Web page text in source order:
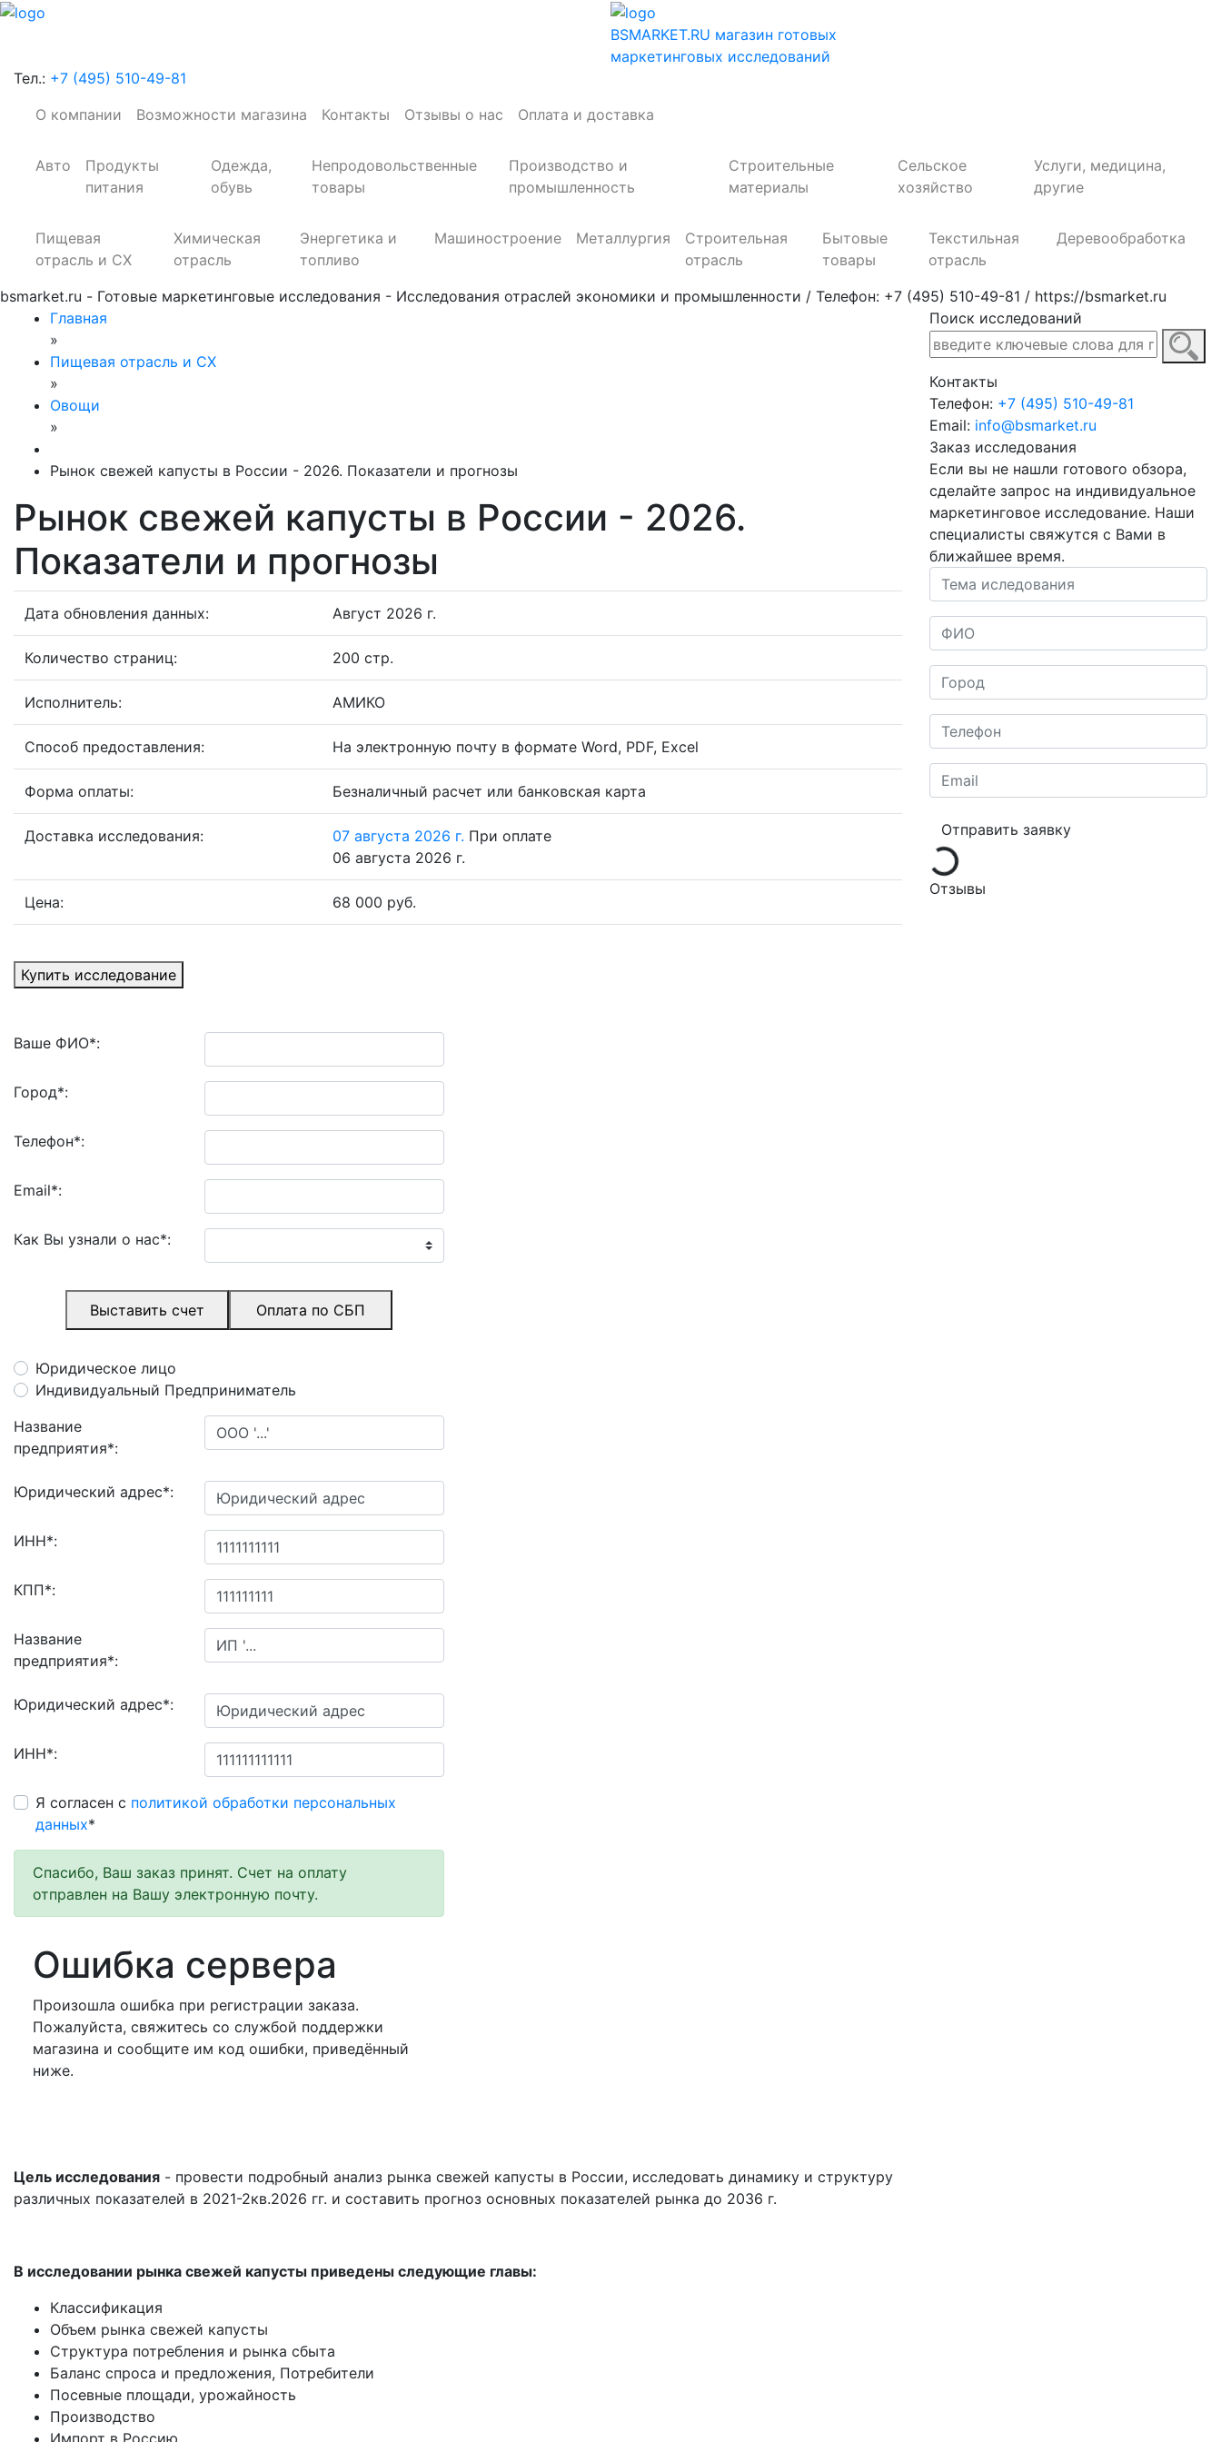
BSMARKET.RU магазин готовых
маркетинговых исследований
Тел.: +7 (495) 510-49-81
О компании
Возможности магазина Контакты Отзывы о нас Оплата и доставка
Авто
Продукты
питания
Одежда,
обувь
Непродовольственные
товары
Производство и
промышленность
Строительные
материалы
Сельское
хозяйство
Услуги, медицина,
другие
Пищевая
отрасль и СХ
Химическая
отрасль
Энергетика и
топливо
Машиностроение Металлургия
Строительная
отрасль
Бытовые
товары
Текстильная
отрасль
Деревообработка
bsmarket.ru - Готовые маркетинговые исследования - Исследования отраслей экономики и промышленности / Телефон: +7 (495) 510-49-81 / https://bsmarket.ru
Главная
»
Пищевая отрасль и СХ
»
Овощи
»
Рынок свежей капусты в России - 2026. Показатели и прогнозы
Рынок свежей капусты в России - 2026.
Показатели и прогнозы
Дата обновления данных: Август 2026 г.
Количество страниц: 200 стр.
Исполнитель: АМИКО
Способ предоставления: На электронную почту в формате Word, PDF, Excel
Форма оплаты: Безналичный расчет или банковская карта
Доставка исследования: 07 августа 2026 г. При оплате
06 августа 2026 г.
Цена: 68 000 руб.
Купить исследование
Ваше ФИО*:
Город*:
Телефон*:
Email*:
Как Вы узнали о нас*:
Выставить счет Оплата по СБП
Юридическое лицо
Индивидуальный Предприниматель
Название
предприятия*:
Юридический адрес*:
ИНН*:
КПП*:
Название
предприятия*:
Юридический адрес*:
ИНН*:
Я согласен с политикой обработки персональных
данных*
Спасибо, Ваш заказ принят. Счет на оплату
отправлен на Вашу электронную почту.
Ошибка сервера
Произошла ошибка при регистрации заказа.
Пожалуйста, свяжитесь со службой поддержки
магазина и сообщите им код ошибки, приведённый
ниже.
Цель исследования - провести подробный анализ рынка свежей капусты в России, исследовать динамику и структуру
различных показателей в 2021-2кв.2026 гг. и составить прогноз основных показателей рынка до 2036 г.
В исследовании рынка свежей капусты приведены следующие главы:
Классификация
Объем рынка свежей капусты
Структура потребления и рынка сбыта
Баланс спроса и предложения, Потребители
Посевные площади, урожайность
Производство
Импорт в Россию
Поиск исследований
Контакты
Телефон: +7 (495) 510-49-81
Email: info@bsmarket.ru
Заказ исследования
Если вы не нашли готового обзора,
сделайте запрос на индивидуальное
маркетинговое исследование. Наши
специалисты свяжутся с Вами в
ближайшее время.
Отправить заявку
Loading...
Отзывы